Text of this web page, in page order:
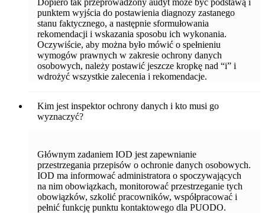
punktem wyjścia do postawienia diagnozy zastanego
stanu faktycznego, a następnie sformułowania
rekomendacji i wskazania sposobu ich wykonania.
Oczywiście, aby można było mówić o spełnieniu
wymogów prawnych w zakresie ochrony danych
osobowych, należy postawić jeszcze kropkę nad “i” i
wdrożyć wszystkie zalecenia i rekomendacje.
Kim jest inspektor ochrony danych i kto musi go
wyznaczyć?
Głównym zadaniem IOD jest zapewnianie
przestrzegania przepisów o ochronie danych osobowych.
IOD ma informować administratora o spoczywających
na nim obowiązkach, monitorować przestrzeganie tych
obowiązków, szkolić pracowników, współpracować i
pełnić funkcję punktu kontaktowego dla PUODO.